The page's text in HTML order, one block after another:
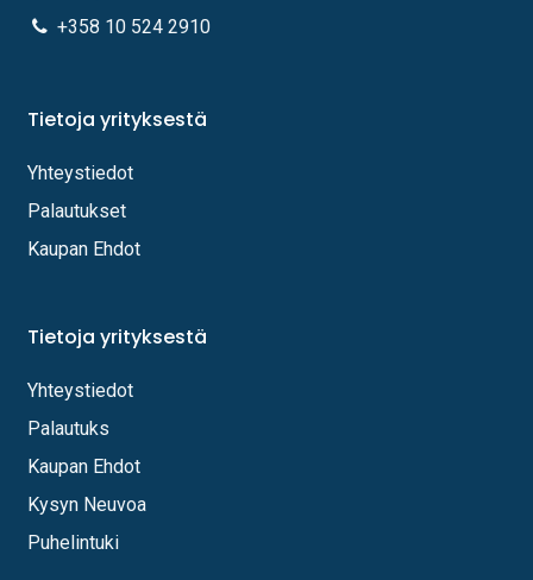
+358 10 524 2910
Tietoja yrityksestä
Yhteystiedot
Palautukset
Kaupan Ehdot
Tietoja yrityksestä
Yhteystiedot
Palautuks
Kaupan Ehdot
Kysyn Neuvoa
Puhelintuki